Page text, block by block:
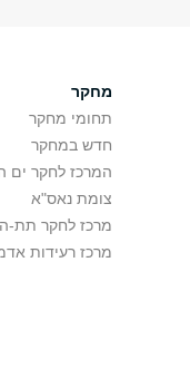
מחקר
תחומי מחקר
חדש במחקר
המרכז לחקר ים
צומת נאס"א
מרכז לחקר תת-
מרכז רעידות